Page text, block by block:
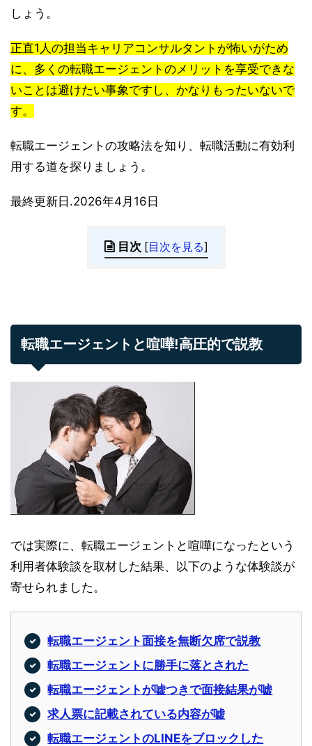
しょう。
正直1人の担当キャリアコンサルタントが怖いがため
に、多くの転職エージェントのメリットを享受できな
いことは避けたい事象ですし、かなりもったいないで
す。
転職エージェントの攻略法を知り、転職活動に有効利
用する道を探りましょう。
最終更新日.2026年4月16日
目次 [目次を見る]
転職エージェントと喧嘩!高圧的で説教
では実際に、転職エージェントと喧嘩になったという
利用者体験談を取材した結果、以下のような体験談が
寄せられました。
転職エージェント面接を無断欠席で説教
転職エージェントに勝手に落とされた
転職エージェントが嘘つきで面接結果が嘘
求人票に記載されている内容が嘘
転職エージェントのLINEをブロックした